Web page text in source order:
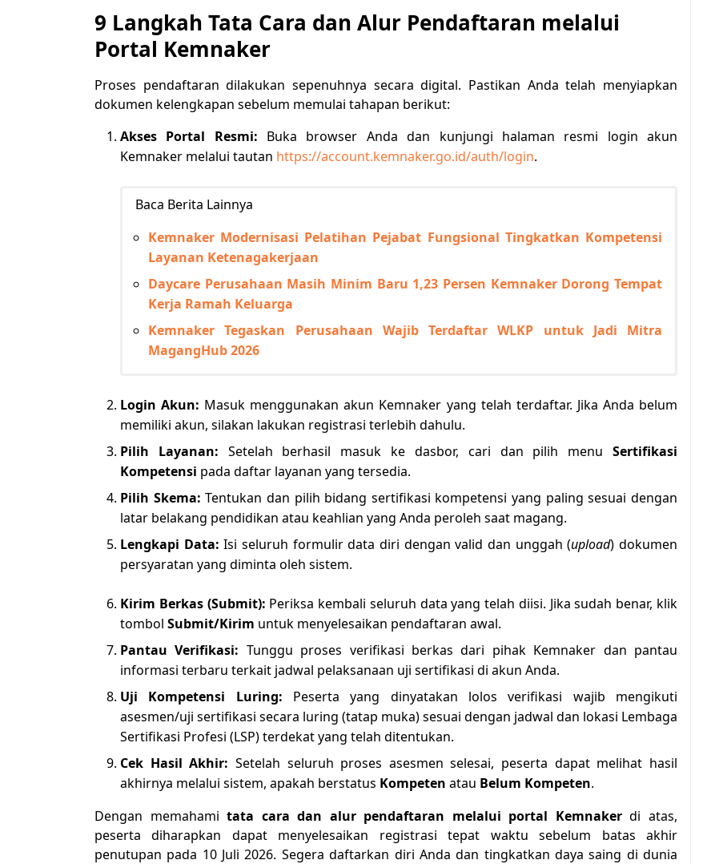
9 Langkah Tata Cara dan Alur Pendaftaran melalui
Portal Kemnaker
Proses pendaftaran dilakukan sepenuhnya secara digital. Pastikan Anda telah menyiapkan
dokumen kelengkapan sebelum memulai tahapan berikut:
Akses Portal Resmi: Buka browser Anda dan kunjungi halaman resmi login akun
Kemnaker melalui tautan https://account.kemnaker.go.id/auth/login.
Baca Berita Lainnya
Kemnaker Modernisasi Pelatihan Pejabat Fungsional Tingkatkan Kompetensi
Layanan Ketenagakerjaan
Daycare Perusahaan Masih Minim Baru 1,23 Persen Kemnaker Dorong Tempat
Kerja Ramah Keluarga
Kemnaker Tegaskan Perusahaan Wajib Terdaftar WLKP untuk Jadi Mitra
MagangHub 2026
Login Akun: Masuk menggunakan akun Kemnaker yang telah terdaftar. Jika Anda belum
memiliki akun, silakan lakukan registrasi terlebih dahulu.
Pilih Layanan: Setelah berhasil masuk ke dasbor, cari dan pilih menuSertifikasi
Kompetensi pada daftar layanan yang tersedia.
Pilih Skema: Tentukan dan pilih bidang sertifikasi kompetensi yang paling sesuai dengan
latar belakang pendidikan atau keahlian yang Anda peroleh saat magang.
Lengkapi Data: Isi seluruh formulir data diri dengan valid dan unggah (upload) dokumen
persyaratan yang diminta oleh sistem.
Kirim Berkas (Submit): Periksa kembali seluruh data yang telah diisi. Jika sudah benar, klik
tombol Submit/Kirim untuk menyelesaikan pendaftaran awal.
Pantau Verifikasi: Tunggu proses verifikasi berkas dari pihak Kemnaker dan pantau
informasi terbaru terkait jadwal pelaksanaan uji sertifikasi di akun Anda.
Uji Kompetensi Luring: Peserta yang dinyatakan lolos verifikasi wajib mengikuti
asesmen/uji sertifikasi secara luring (tatap muka) sesuai dengan jadwal dan lokasi Lembaga
Sertifikasi Profesi (LSP) terdekat yang telah ditentukan.
Cek Hasil Akhir: Setelah seluruh proses asesmen selesai, peserta dapat melihat hasil
akhirnya melalui sistem, apakah berstatus Kompeten atau Belum Kompeten.
Dengan memahamitata cara dan alur pendaftaran melalui portal Kemnakerdi atas,
peserta diharapkan dapat menyelesaikan registrasi tepat waktu sebelum batas akhir
penutupan pada 10 Juli 2026. Segera daftarkan diri Anda dan tingkatkan daya saing di dunia